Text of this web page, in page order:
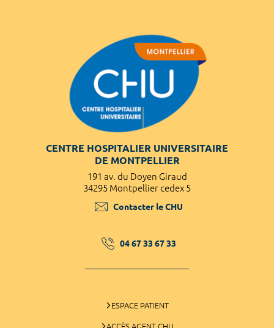
CENTRE HOSPITALIER UNIVERSITAIRE
DE MONTPELLIER
191 av. du Doyen Giraud
34295 Montpellier cedex 5
Contacter le CHU
04 67 33 67 33
ESPACE PATIENT
ACCÈS AGENT CHU